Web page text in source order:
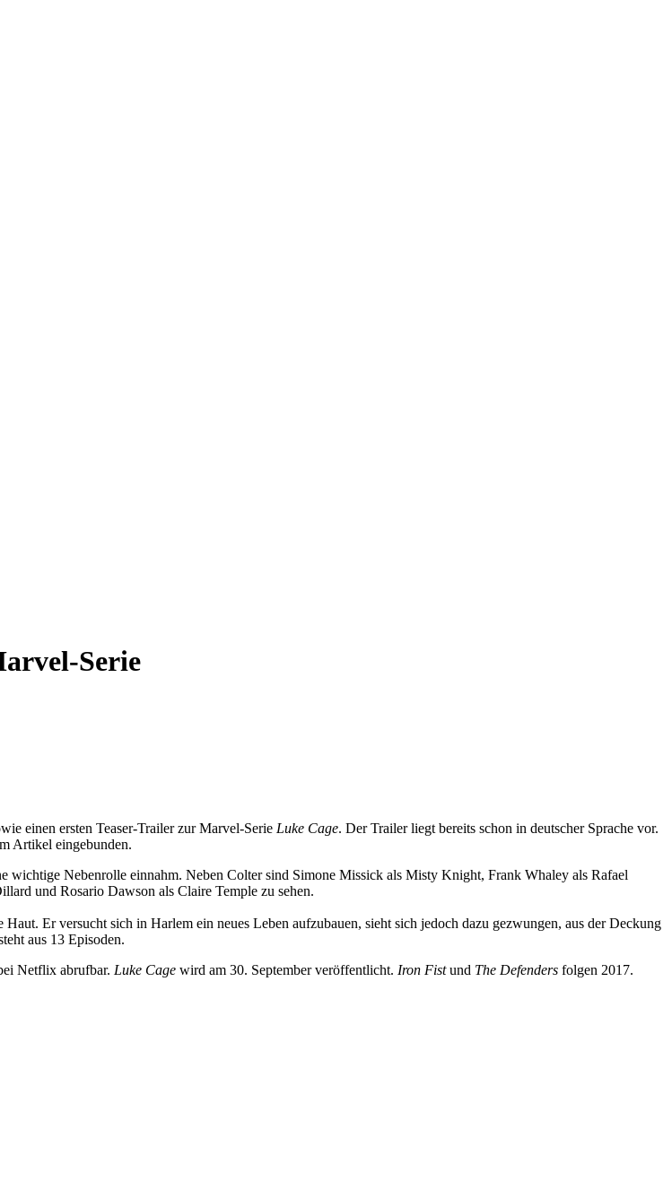
Serie
einen ersten Teaser-Trailer zur Marvel-Serie Luke Cage. Der Trailer liegt bereits schon in deutscher Sprache vor.
Artikel eingebunden.
wichtige Nebenrolle einnahm. Neben Colter sind Simone Missick als Misty Knight, Frank Whaley als Rafael
und Rosario Dawson als Claire Temple zu sehen.
Er versucht sich in Harlem ein neues Leben aufzubauen, sieht sich jedoch dazu gezwungen, aus der Deckung
aus 13 Episoden.
Netflix abrufbar. Luke Cage wird am 30. September veröffentlicht. Iron Fistund The Defenders folgen 2017.